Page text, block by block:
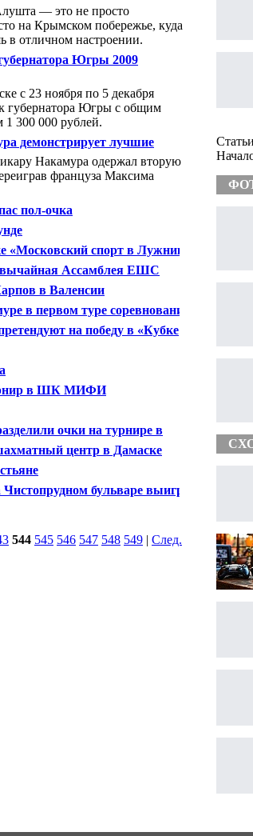
&quot;И вновь в
— это не просто
на Крымском побережье, куда
в отличном настроении.
Югры 2009
с 23 ноября по 5 декабря
губернатора Югры с общим
300 000 рублей.
демонстрирует лучшие
в Сан-Себастьяне
Накамура одержал вторую
француза Максима
пол-очка
спорт в Лужниках»
Ассамблея ЕШС
в Валенсии
в первом туре соревнований в
на победу в «Кубке
в ШК МИФИ
очки на турнире в
центр в Дамаске
бульваре выиграла
544 545 546 547 548 549 | След.